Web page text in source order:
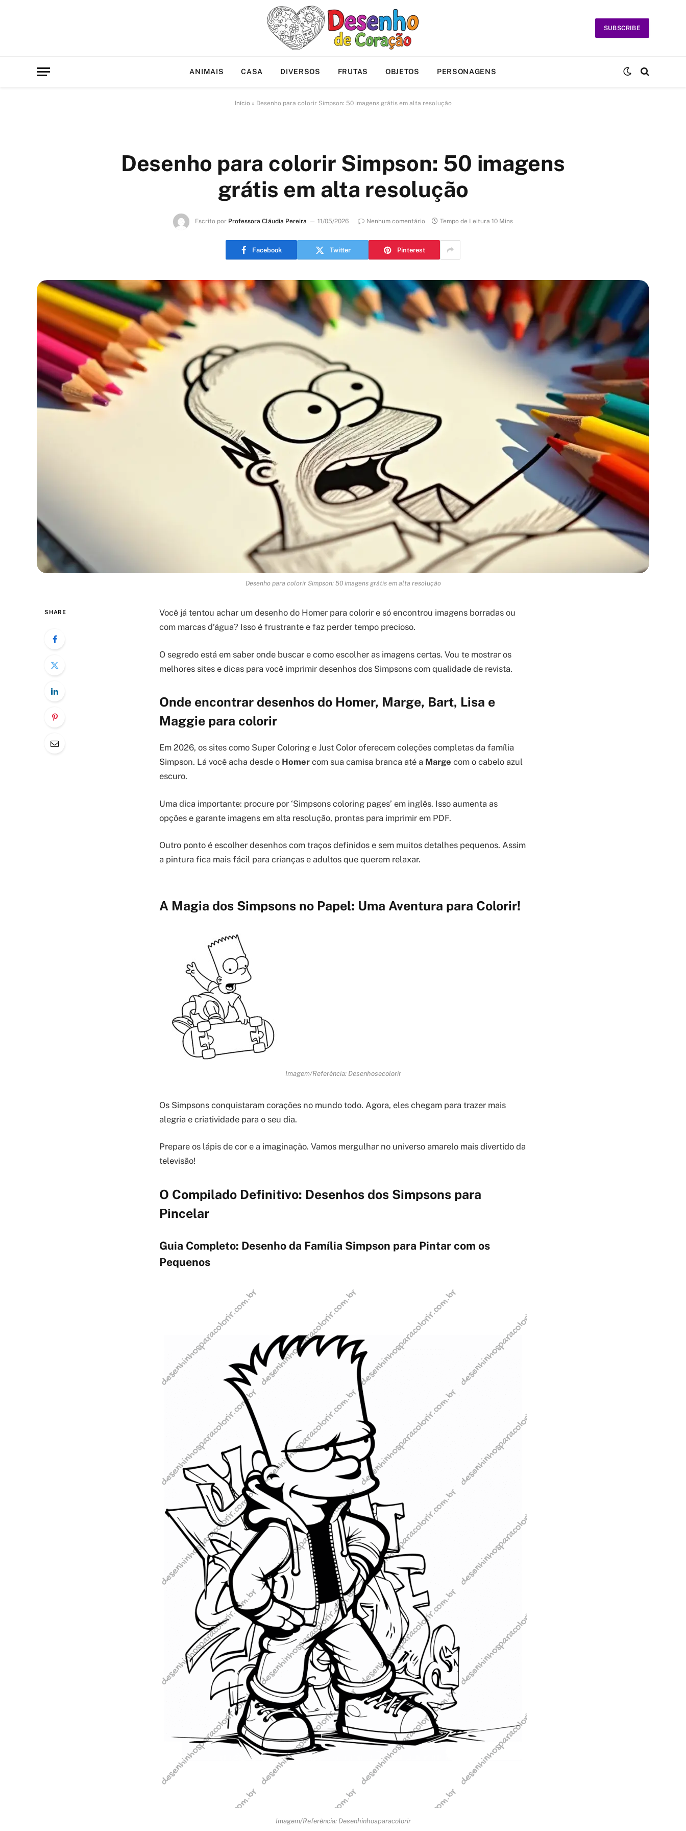
SUBSCRIBE
ANIMAIS CASA DIVERSOS FRUTAS OBJETOS PERSONAGENS
Início » Desenho para colorir Simpson: 50 imagens grátis em alta resolução
Desenho para colorir Simpson: 50 imagens
grátis em alta resolução
Escrito por Professora Cláudia Pereira 11/05/2026 Nenhum comentário Tempo de Leitura 10 Mins
Facebook Twitter Pinterest
Desenho para colorir Simpson: 50 imagens grátis em alta resolução
SHARE
Você já tentou achar um desenho do Homer para colorir e só encontrou imagens borradas ou
com marcas d’água? Isso é frustrante e faz perder tempo precioso.
O segredo está em saber onde buscar e como escolher as imagens certas. Vou te mostrar os
melhores sites e dicas para você imprimir desenhos dos Simpsons com qualidade de revista.
Onde encontrar desenhos do Homer, Marge, Bart, Lisa e
Maggie para colorir
Em 2026, os sites como Super Coloring e Just Color oferecem coleções completas da família
Simpson. Lá você acha desde o Homer com sua camisa branca até a Marge com o cabelo azul
escuro.
Uma dica importante: procure por ‘Simpsons coloring pages’ em inglês. Isso aumenta as
opções e garante imagens em alta resolução, prontas para imprimir em PDF.
Outro ponto é escolher desenhos com traços definidos e sem muitos detalhes pequenos. Assim
a pintura fica mais fácil para crianças e adultos que querem relaxar.
A Magia dos Simpsons no Papel: Uma Aventura para Colorir!
Imagem/Referência: Desenhosecolorir
Os Simpsons conquistaram corações no mundo todo. Agora, eles chegam para trazer mais
alegria e criatividade para o seu dia.
Prepare os lápis de cor e a imaginação. Vamos mergulhar no universo amarelo mais divertido da
televisão!
O Compilado Definitivo: Desenhos dos Simpsons para
Pincelar
Guia Completo: Desenho da Família Simpson para Pintar com os
Pequenos
Imagem/Referência: Desenhinhosparacolorir